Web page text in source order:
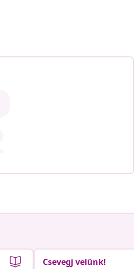
Csevegj velünk!